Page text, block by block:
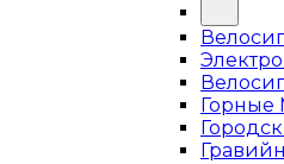
Горные